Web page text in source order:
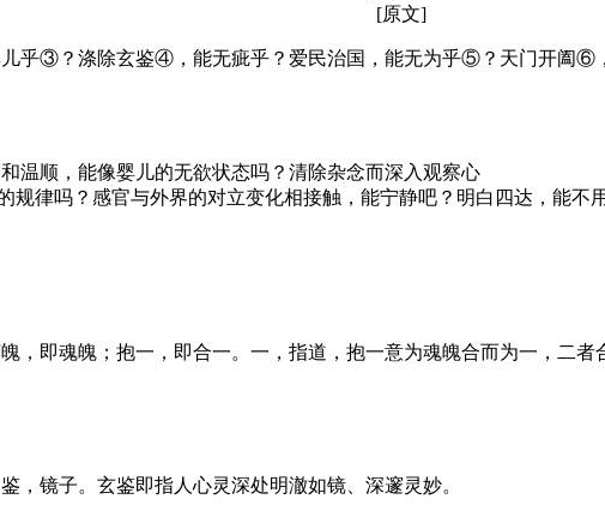
[原文]
乎③？涤除玄鉴④，能无疵乎？爱民治国，能无为乎⑤？天门开阖
温顺，能像婴儿的无欲状态吗？清除杂念而深入观察心
律吗？感官与外界的对立变化相接触，能宁静吧？明白四达，能不
即魂魄；抱一，即合一。一，指道，抱一意为魂魄合而为一，二者
镜子。玄鉴即指人心灵深处明澈如镜、深邃灵妙。